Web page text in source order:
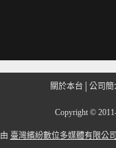
關於本台 公司簡
Copyright ©
臺灣繽紛數位多媒體有限公